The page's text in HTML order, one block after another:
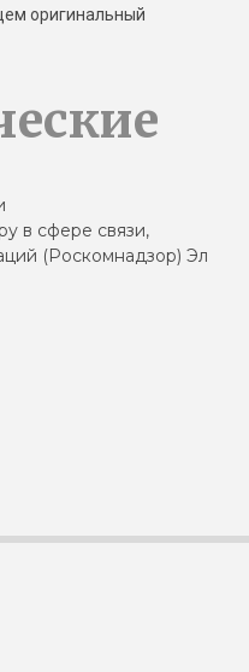
оригинальный
в сфере связи,
(Роскомнадзор) Эл